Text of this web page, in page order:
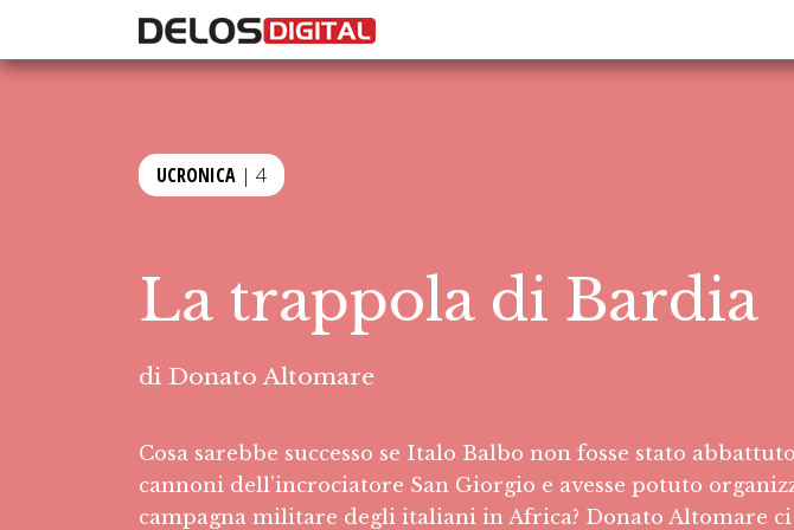
UCRONICA | 4
La trappola di Bardia
di Donato Altomare
Cosa sarebbe successo se Italo Balbo non fosse stato
cannoni dell’incrociatore San Giorgio e avesse potuto
campagna militare degli italiani in Africa? Donato Altomare